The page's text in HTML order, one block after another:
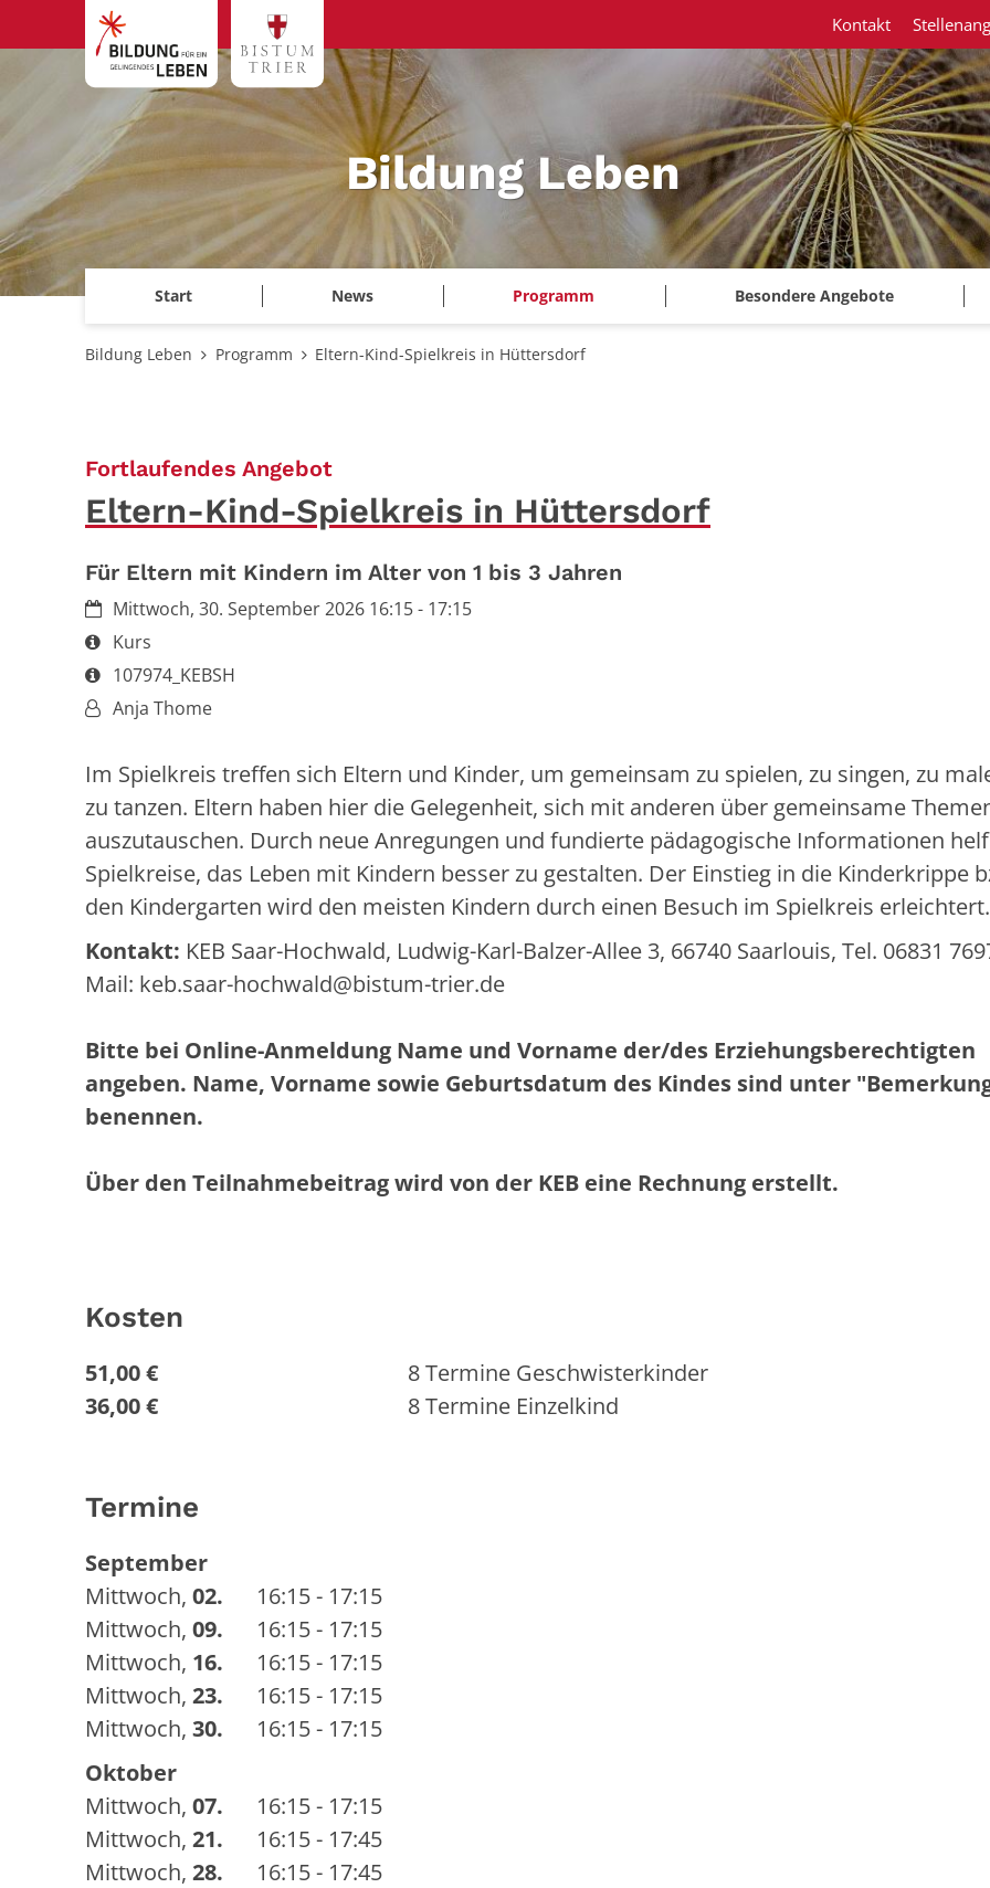
Zum Inhalt springen
Bildung Leben
Start News Programm Besondere Angebote
Kontakt
Bildung Leben Programm Eltern-Kind-Spielkreis in Hüttersdorf
Fortlaufendes Angebot:
Eltern-Kind-Spielkreis in Hüttersdorf
Für Eltern mit Kindern im Alter von 1 bis 3 Jahren
Datum:Mittwoch, 30. September 2026 16:15 - 17:15
Art bzw. Nummer:
Kurs
Art bzw. Nummer:
107974_KEBSH
Von:Anja Thome
Im Spielkreis treffen sich Eltern und Kinder, um gemeinsam zu spielen, zu singen, zu
zu tanzen. Eltern haben hier die Gelegenheit, sich mit anderen über gemeinsame
auszutauschen. Durch neue Anregungen und fundierte pädagogische Informationen
Spielkreise, das Leben mit Kindern besser zu gestalten. Der Einstieg in die Kinderkrippe
den Kindergarten wird den meisten Kindern durch einen Besuch im Spielkreis
Kontakt: KEB Saar-Hochwald, Ludwig-Karl-Balzer-Allee 3, 66740 Saarlouis, Tel. 06831
Mail: keb.saar-hochwald@bistum-trier.de
Bitte bei Online-Anmeldung Name und Vorname der/des Erziehungsberechtigten
angeben. Name, Vorname sowie Geburtsdatum des Kindes sind unter
benennen.
Über den Teilnahmebeitrag wird von der KEB eine Rechnung erstellt.
Kosten
51,00 €
8 Termine Geschwisterkinder
36,00 €
8 Termine Einzelkind
Termine
September
Mittwoch, 02.
16:15 - 17:15
Mittwoch, 09.
16:15 - 17:15
Mittwoch, 16.
16:15 - 17:15
Mittwoch, 23.
16:15 - 17:15
Mittwoch, 30.
16:15 - 17:15
Oktober
Mittwoch, 07.
16:15 - 17:15
Mittwoch, 21.
16:15 - 17:45
Mittwoch, 28. 16:15 - 17:45